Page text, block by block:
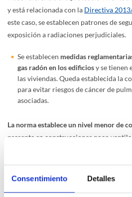
Consentimiento Detalles
y está relacionada con la Directiva
este caso, se establecen patrones de
exposición a radiaciones perjudiciales.
Se establecen medidas
gas radón en los edificiosy se tienen
las viviendas. Queda establecida la
para evitar riesgos de cáncer de
asociadas.
La norma establece un nivel menor de
presente en construcciones poco
naturaleza granítica. Se establecen